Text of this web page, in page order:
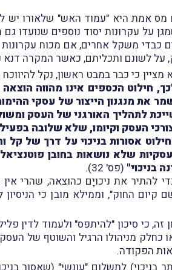
מס אמת היא "עמוד האש" שלאורו
על עקרונות יסוד נוספים שנועדו
כבדי משקל אחרים, אם מכוח
על לשונם ותכליתם, כאשר המקרה
כי כבר במבט ראשון, נקל
חילוט הכספים אינו מהווה
את מנגנון הייצור של עסקי
לתהליך האורגני של העסק
העסק וקיומו, שלא שלובה
אסורות בניכוי על דרך של קל
שלא נושאות בחובן
בניכוי" (פס' 32).
להתיר את ניכויָם כהוצאה, שהרי
החוק", וממילא מובן כי הניסיון
סיכון "להיתפס" ולעמוד לדין פלילי
כחלק מניהולו הרגיל והשוטף של
הפקודה.